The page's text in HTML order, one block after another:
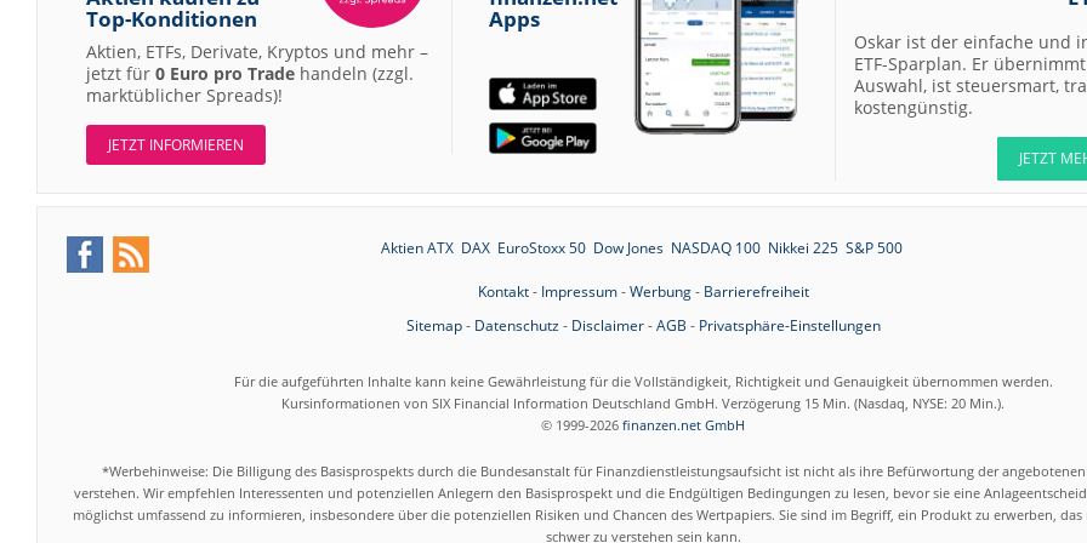
Scout24 Kaufen
07.08.26
Allianz Hold
07.08.26
Merck Market-
Allianz Sector
Perform
07.08.26
Kontron Kaufen
07.08.26
07.08.26
Airbus Hold
Top-Konditionen
Aktien, ETFs, Derivate, Kryptos und mehr –
jetzt für 0 Euro pro Trade handeln (zzgl.
marktüblicher Spreads)!
JETZT INFORMIEREN
Apps
Oskar ist der einfache und
ETF-Sparplan. Er übernimmt
Auswahl, ist steuersmart,
kostengünstig.
JETZT
Aktien ATX DAX EuroStoxx 50 Dow Jones NASDAQ 100 Nikkei 225 S&P 500
Kontakt- Impressum-Werbung- Barrierefreiheit
Sitemap- Datenschutz- Disclaimer-AGB - Privatsphäre-Einstellungen
Für die aufgeführten Inhalte kann keine Gewährleistung für die Vollständigkeit, Richtigkeit und Genauigkeit übernommen werden.
Kursinformationen von SIX Financial Information Deutschland GmbH. Verzögerung 15 Min. (Nasdaq, NYSE: 20 Min.).
© 1999-2026 finanzen.net GmbH
*Werbehinweise: Die Billigung des Basisprospekts durch die Bundesanstalt für Finanzdienstleistungsaufsicht ist nicht als ihre Befürwortung der
verstehen. Wir empfehlen Interessenten und potenziellen Anlegern den Basisprospekt und die Endgültigen Bedingungen zu lesen, bevor sie eine
möglichst umfassend zu informieren, insbesondere über die potenziellen Risiken und Chancen des Wertpapiers. Sie sind im Begriff, ein Produkt zu erwerben,
schwer zu verstehen sein kann.